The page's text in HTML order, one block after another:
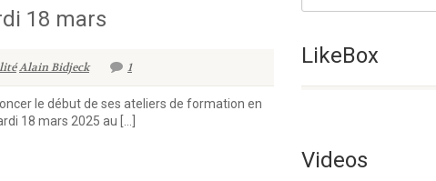
18 mars
Alain Bidjeck 1
le début de ses ateliers de formation en
18 mars 2025 au […]
LikeBox
Videos